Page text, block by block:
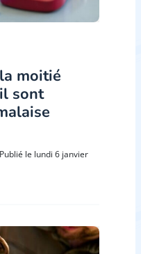
moitié
sont
Publié le lundi 6 janvier